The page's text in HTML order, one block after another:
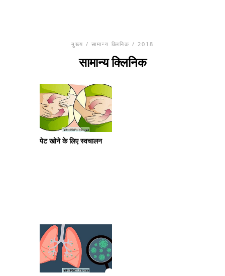
मुख्य / सामान्य क्लिनिक / 2018
सामान्य क्लिनिक
पेट खोने के लिए स्वचालन